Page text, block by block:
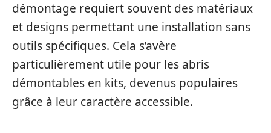
démontage requiert souvent des matériaux
et designs permettant une installation sans
outils spécifiques. Cela s’avère
particulièrement utile pour les abris
démontables en kits, devenus populaires
grâce à leur caractère accessible.